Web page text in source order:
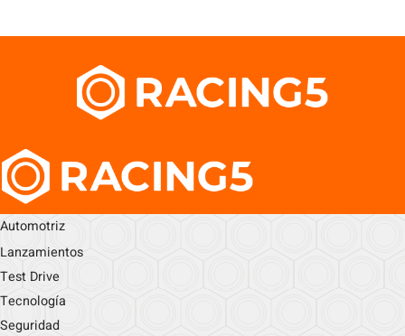
Automotriz
Lanzamientos
Test Drive
Tecnología
Seguridad